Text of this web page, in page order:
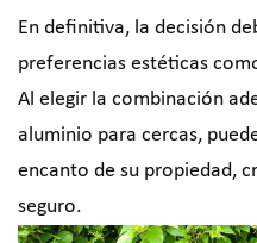
En definitiva, la decisión
preferencias estéticas
Al elegir la combinación
aluminio para cercas,
encanto de su propiedad,
seguro.